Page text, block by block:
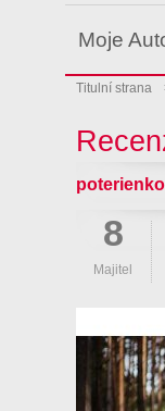
Moje
Titulní strana
poterienko
8
Majitel